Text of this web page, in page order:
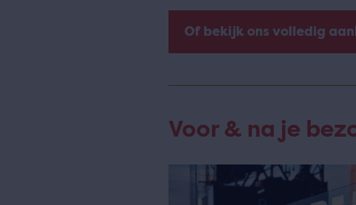
Of bekijk ons volledig
Voor & na je